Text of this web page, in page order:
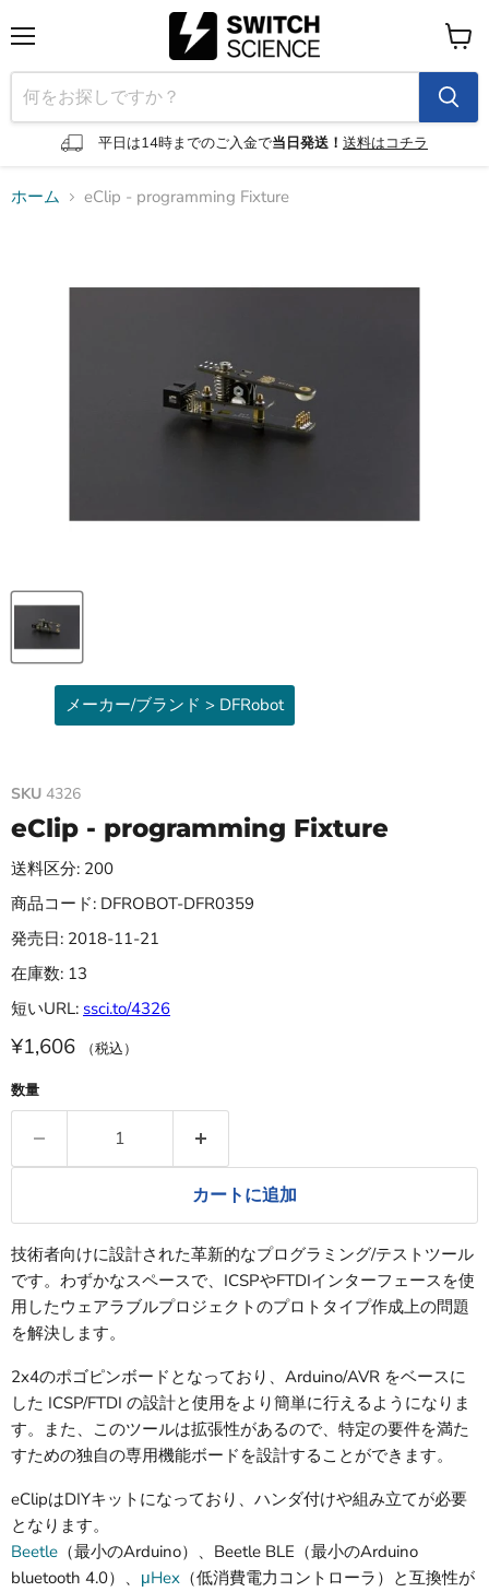
ニ
ュ
ー
平日は14時までのご入金で当日発送！ 送料はコチラ
カ
ー
ト
を
見
ホーム eClip - programming Fixture
メーカー/ブランド > DFRobot
SKU 4326
eClip - programming Fixture
送料区分: 200
商品コード: DFROBOT-DFR0359
発売日: 2018-11-21
在庫数: 13
短いURL: ssci.to/4326
¥1,606 （税込）
数量
カートに追加
技術者向けに設計された革新的なプログラミング/テストツール
です。わずかなスペースで、ICSPやFTDIインターフェースを使
用したウェアラブルプロジェクトのプロトタイプ作成上の問題
を解決します。
2x4のポゴピンボードとなっており、Arduino/AVR をベースに
した ICSP/FTDI の設計と使用をより簡単に行えるようになりま
す。また、このツールは拡張性があるので、特定の要件を満た
すための独自の専用機能ボードを設計することができます。
eClipはDIYキットになっており、ハンダ付けや組み立てが必要
となります。
Beetle （最小のArduino）、Beetle BLE（最小のArduino
bluetooth 4.0）、 μHex （低消費電力コントローラ）と互換性が